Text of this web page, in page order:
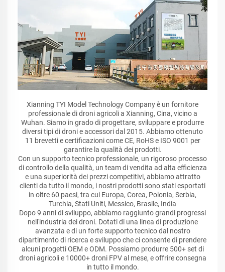
Xianning TYI Model Technology Company è un fornitore
professionale di droni agricoli a Xianning, Cina, vicino a
Wuhan. Siamo in grado di progettare, sviluppare e produrre
diversi tipi di droni e accessori dal 2015. Abbiamo ottenuto
11 brevetti e certificazioni come CE, RoHS e ISO 9001 per
garantire la qualità dei prodotti.
Con un supporto tecnico professionale, un rigoroso processo
di controllo della qualità, un team di vendita ad alta efficienza
e una superiorità dei prezzi competitivi, abbiamo attratto
clienti da tutto il mondo, i nostri prodotti sono stati esportati
in oltre 60 paesi, tra cui Europa, Corea, Polonia, Serbia,
Turchia, Stati Uniti, Messico, Brasile, India
Dopo 9 anni di sviluppo, abbiamo raggiunto grandi progressi
nell'industria dei droni. Dotati di una linea di produzione
avanzata e di un forte supporto tecnico dal nostro
dipartimento di ricerca e sviluppo che ci consente di prendere
alcuni progetti OEM e ODM. Possiamo produrre 500+ set di
droni agricoli e 10000+ droni FPV al mese, e offrire consegna
in tutto il mondo.